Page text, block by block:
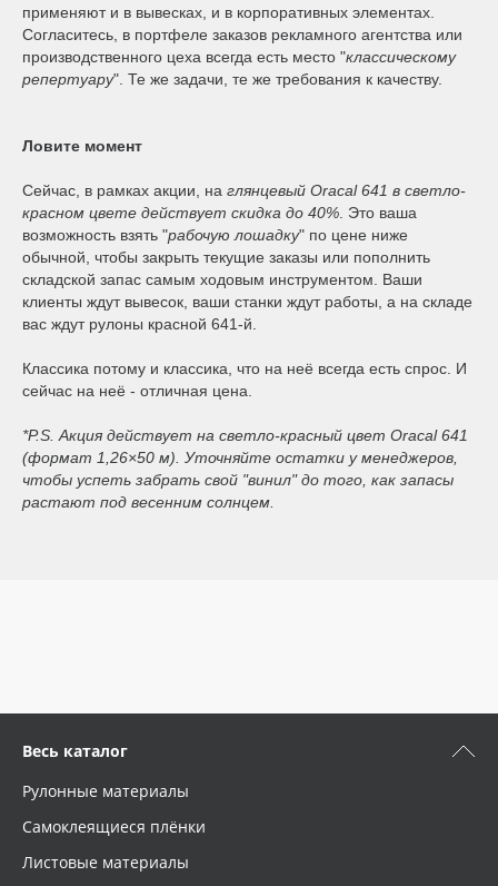
применяют и в вывесках, и в корпоративных элементах.
Согласитесь, в портфеле заказов рекламного агентства или
производственного цеха всегда есть место "классическому
репертуару". Те же задачи, те же требования к качеству.
Ловите момент
Сейчас, в рамках акции, на глянцевый Oracal 641 в светло-
красном цвете действует скидка до 40% . Это ваша
возможность взять "рабочую лошадку" по цене ниже
обычной, чтобы закрыть текущие заказы или пополнить
складской запас самым ходовым инструментом. Ваши
клиенты ждут вывесок, ваши станки ждут работы, а на складе
вас ждут рулоны красной 641-й.
Классика потому и классика, что на неё всегда есть спрос. И
сейчас на неё - отличная цена.
*P.S. Акция действует на светло-красный цвет Oracal 641
(формат 1,26×50 м). Уточняйте остатки у менеджеров,
чтобы успеть забрать свой "винил" до того, как запасы
растают под весенним солнцем.
Весь каталог
Рулонные материалы
Самоклеящиеся плёнки
Листовые материалы